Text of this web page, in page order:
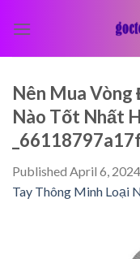
Nên Mua Vòng
Nào Tốt Nhất
Published April 6, 2024
Tay Thông Minh Loại